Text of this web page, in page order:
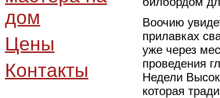
Воочию
прилавках
уже через
проведения
Недели
которая
дом
Цены
Контакты